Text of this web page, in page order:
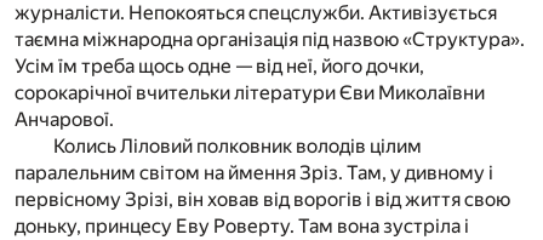
журналісти. Непокояться спецслужби. Активізується
таємна міжнародна організація під назвою «Структура».
Усім їм треба щось одне — від неї, його дочки,
сорокарічної вчительки літератури Єви Миколаївни
Анчарової.
Колись Ліловий полковник володів цілим
паралельним світом на ймення Зріз. Там, у дивному і
первісному Зрізі, він ховав від ворогів і від життя свою
доньку, принцесу Еву Роверту. Там вона зустріла і